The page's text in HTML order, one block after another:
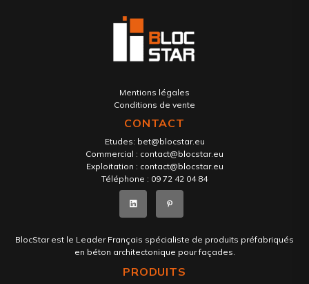
Mentions légales
Conditions de vente
CONTACT
Etudes: bet@blocstar.eu
Commercial : contact@blocstar.eu
Exploitation : contact@blocstar.eu
Téléphone : 09 72 42 04 84
BlocStar est le Leader Français spécialiste de produits préfabriqués
en béton architectonique pour façades.
PRODUITS